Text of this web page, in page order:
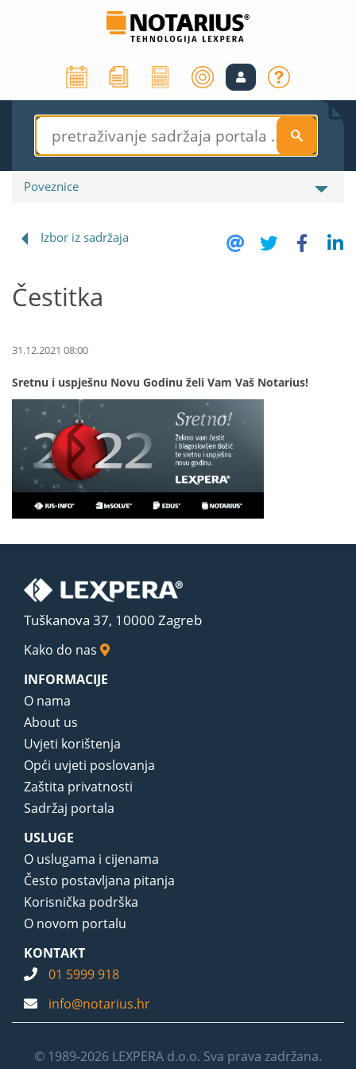
S
Poveznice
Izbor iz sadržaja
Čestitka
31.12.2021 08:00
Sretnu i uspješnu Novu Godinu želi Vam Vaš Notarius!
Tuškanova 37, 10000 Zagreb
Kako do nas
INFORMACIJE
O nama
About us
Uvjeti korištenja
Opći uvjeti poslovanja
Zaštita privatnosti
Sadržaj portala
USLUGE
O uslugama i cijenama
Često postavljana pitanja
Korisnička podrška
O novom portalu
KONTAKT
01 5999 918
info@notarius.hr
© 1989-2026 LEXPERA d.o.o. Sva prava zadržana.